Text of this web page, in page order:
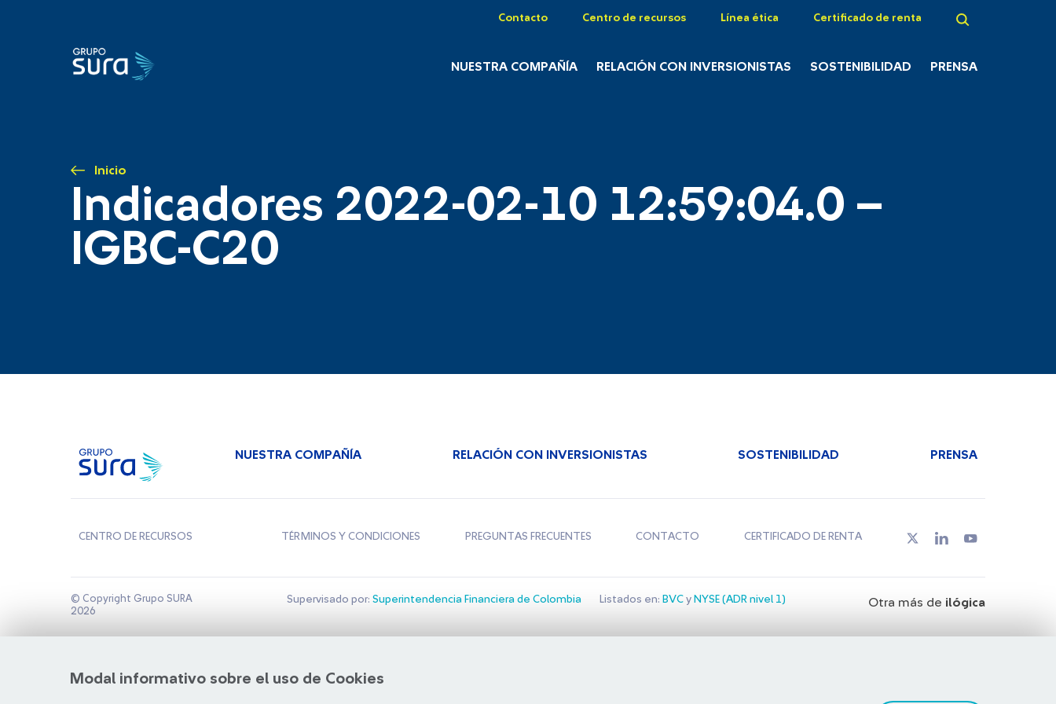
Contacto Centro de recursos Línea ética Certificado de renta
NUESTRA COMPAÑÍA RELACIÓN CON INVERSIONISTAS SOSTENIBILIDAD PRENSA
Inicio
Indicadores 2022-02-10 12:59:04.0 –
IGBC-C20
Modal informativo sobre el uso de Cookies
NUESTRA COMPAÑÍA RELACIÓN CON INVERSIONISTAS SOSTENIBILIDAD PRENSA
CENTRO DE RECURSOS TÉRMINOS Y CONDICIONES PREGUNTAS FRECUENTES CONTACTO CERTIFICADO DE RENTA
© Copyright Grupo SURA
2026
Supervisado por: Superintendencia Financiera de Colombia Listados en: BVCy NYSE (ADR nivel 1) Otra más de ilógica